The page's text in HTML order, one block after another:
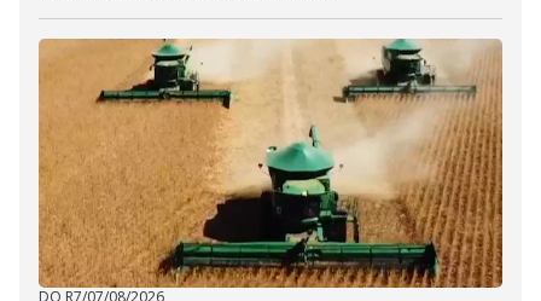
DO R7/07/08/2026